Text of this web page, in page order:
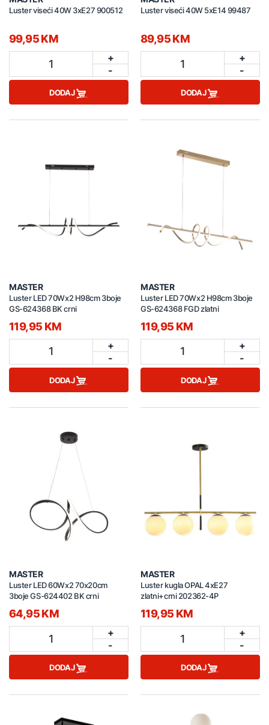
Luster viseći 40W 3xE27 900512
99,95 KM
1
+
-
DODAJ
Luster viseći 40W 5xE14 99487
89,95 KM
1
+
-
DODAJ
MASTER
Luster LED 70Wx2 H98cm 3boje
GS-624368 BK crni
119,95 KM
1
+
-
DODAJ
MASTER
Luster LED 70Wx2 H98cm 3boje
GS-624368 FGD zlatni
119,95 KM
1
+
-
DODAJ
MASTER
Luster LED 60Wx2 70x20cm
3boje GS-624402 BK crni
64,95 KM
1
+
-
DODAJ
MASTER
Luster kugla OPAL 4xE27
zlatni+crni 202362-4P
119,95 KM
1
+
-
DODAJ